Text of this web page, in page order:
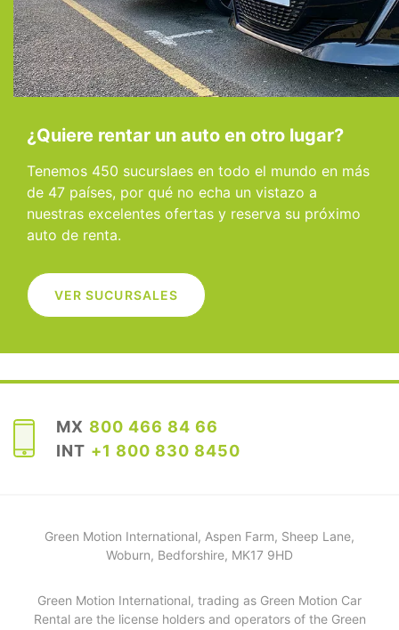
¿Quiere rentar un auto en otro lugar?
Tenemos 450 sucurslaes en todo el mundo en más
de 47 países, por qué no echa un vistazo a
nuestras excelentes ofertas y reserva su próximo
auto de renta.
VER SUCURSALES
MX 800 466 84 66
INT +1 800 830 8450
Green Motion International, Aspen Farm, Sheep Lane,
Woburn, Bedforshire, MK17 9HD
Green Motion International, trading as Green Motion Car
Rental are the license holders and operators of the Green